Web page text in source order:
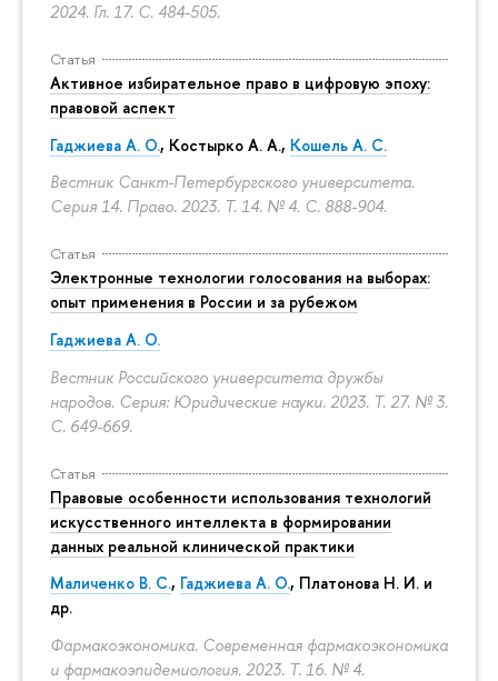
2024. Гл. 17. С. 484-505.
Статья
Активное избирательное право в цифровую эпоху:
правовой аспект
Гаджиева А. О., Костырко А. А., Кошель А. С.
Вестник Санкт-Петербургского университета.
Серия 14. Право. 2023. Т. 14. № 4. С. 888-904.
Статья
Электронные технологии голосования на выборах:
опыт применения в России и за рубежом
Гаджиева А. О.
Вестник Российского университета дружбы
народов. Серия: Юридические науки. 2023. Т. 27. № 3.
С. 649-669.
Статья
Правовые особенности использования технологий
искусственного интеллекта в формировании
данных реальной клинической практики
Маличенко В. С., Гаджиева А. О., Платонова Н. И. и
др.
Фармакоэкономика. Современная фармакоэкономика
и фармакоэпидемиология. 2023. Т. 16. № 4.